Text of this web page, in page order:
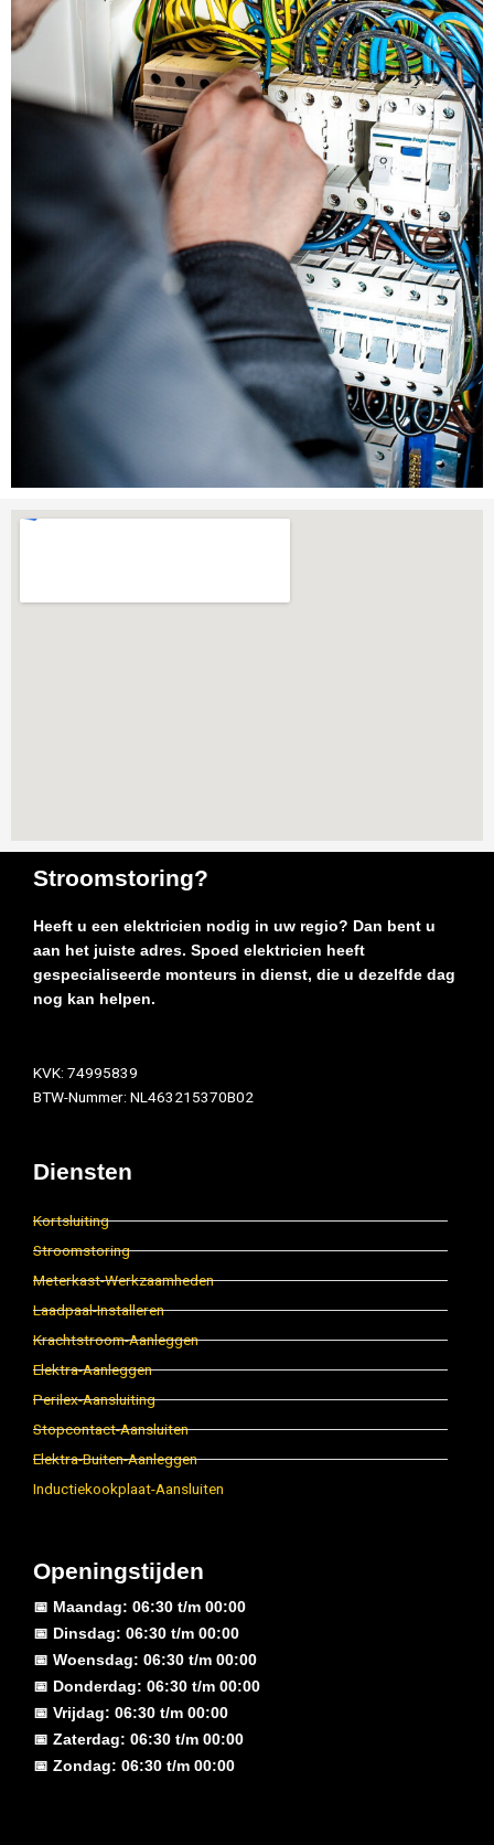
Stroomstoring?
Heeft u een elektricien nodig in uw regio? Dan bent u
aan het juiste adres. Spoed elektricien heeft
gespecialiseerde monteurs in dienst, die u dezelfde dag
nog kan helpen.
KVK: 74995839
BTW-Nummer: NL463215370B02
Diensten
Kortsluiting
Stroomstoring
Meterkast-Werkzaamheden
Laadpaal-Installeren
Krachtstroom-Aanleggen
Elektra-Aanleggen
Perilex-Aansluiting
Stopcontact-Aansluiten
Elektra-Buiten-Aanleggen
Inductiekookplaat-Aansluiten
Openingstijden
📅 Maandag: 06:30 t/m 00:00
📅 Dinsdag: 06:30 t/m 00:00
📅 Woensdag: 06:30 t/m 00:00
📅 Donderdag: 06:30 t/m 00:00
📅 Vrijdag: 06:30 t/m 00:00
📅 Zaterdag: 06:30 t/m 00:00
📅 Zondag: 06:30 t/m 00:00